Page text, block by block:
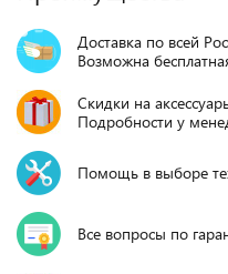
Доставка по всей
Возможна
Скидки на
Подробности у
Помощь в выборе
Все вопросы по